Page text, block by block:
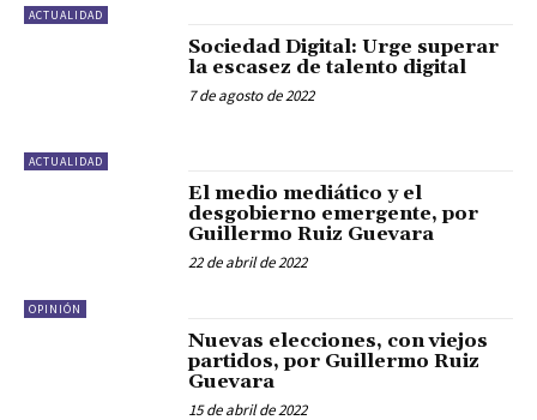
ACTUALIDAD
ACTUALIDAD
Sociedad Digital: Urge superar
la escasez de talento digital
7 de agosto de 2022
OPINIÓN
El medio mediático y el
desgobierno emergente, por
Guillermo Ruiz Guevara
22 de abril de 2022
Nuevas elecciones, con viejos
partidos, por Guillermo Ruiz
Guevara
15 de abril de 2022